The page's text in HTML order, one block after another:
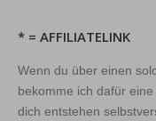
* = AFFILIATELINK
Wenn du über einen
bekomme ich dafür
dich entstehen